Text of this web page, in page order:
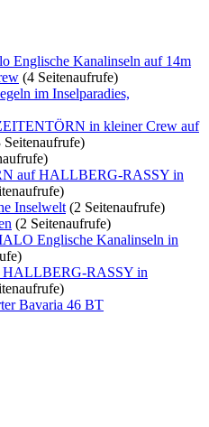
Englische Kanalinseln auf 14m
(4 Seitenaufrufe)
im Inselparadies,
in kleiner Crew auf
Seitenaufrufe)
auf HALLBERG-RASSY in
Inselwelt (2 Seitenaufrufe)
(2 Seitenaufrufe)
Englische Kanalinseln in
HALLBERG-RASSY in
Bavaria 46 BT